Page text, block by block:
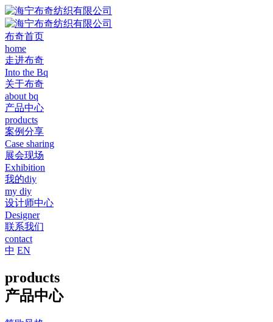
布奇首页
home
走进布奇
Into the Bq
关于布奇
about bq
产品中心
products
案例分享
Case sharing
展会现场
Exhibition
我的diy
my diy
设计师中心
Designer
联系我们
contact
中 EN
products
产品中心